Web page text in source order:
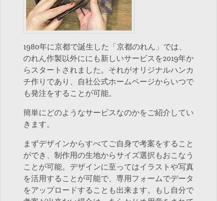
1980年に京都で誕生した「京都のれん」では、
のれん作製以外ににも新しいサービスを2019年か
らスタートされました。それがオリジナルハンカ
チ作りであり、自社公式ホームページからいつで
も発注をすることが可能。
簡単にどのようなサービスなのかをご紹介してい
きます。
まずデザインからすべてご自身で考案をすること
ができ、制作用の生地からサイズ選択もおこなう
ことが可能。デザインに至ってはイラストや写真
を活用することが可能で、専用フォームでデータ
をアップロードすることも出来ます。もし自分で